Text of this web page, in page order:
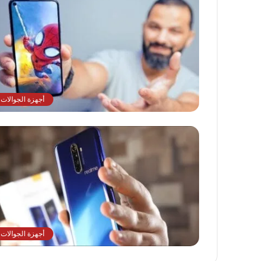
أجهزة الجوالات
أجهزة الجوالات